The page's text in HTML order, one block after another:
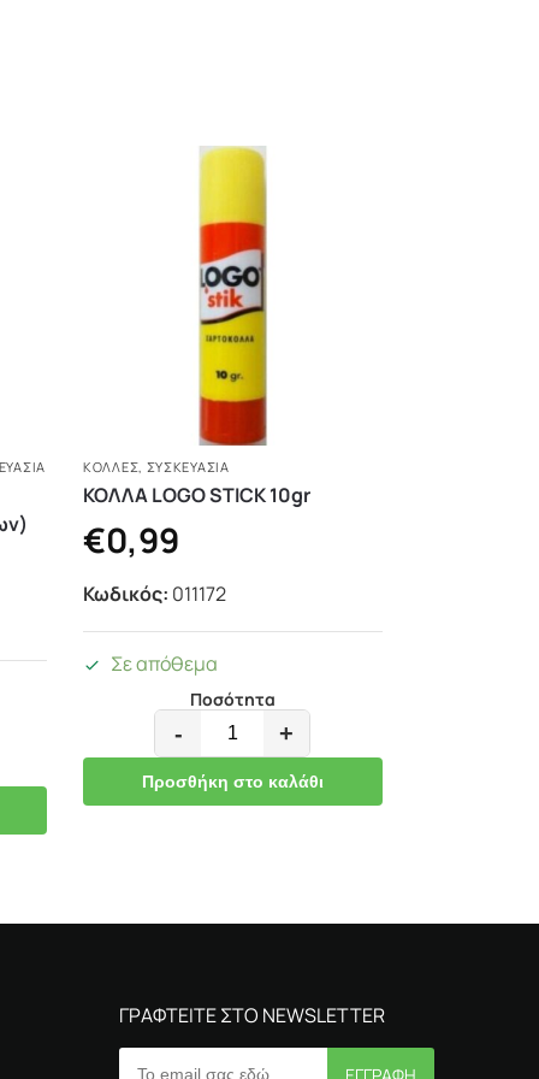
ΚΌΛΛΕΣ ΣΥΣΚΕΥΑΣΙΑ
ΚΟΛΛΑ LOGO STICK 10gr
€0,99
Κωδικός: 011172
Σε απόθεμα
Ποσότητα
- +
Προσθήκη στο καλάθι
ΓΡΑΦΤΕΙΤΕ ΣΤΟ NEWSLETTER